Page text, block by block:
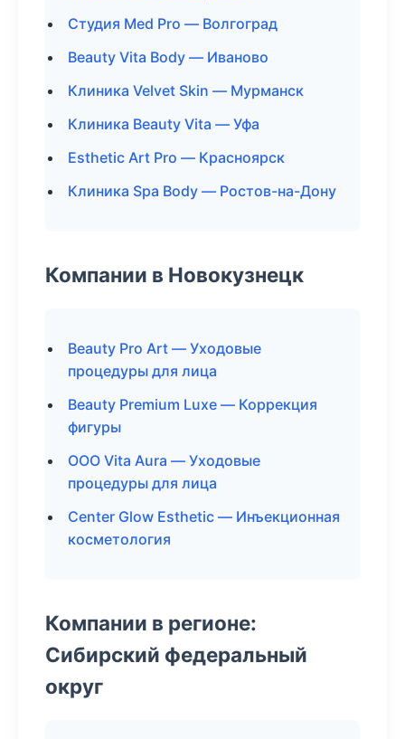
Студия Med Pro — Волгоград
Beauty Vita Body — Иваново
Клиника Velvet Skin — Мурманск
Клиника Beauty Vita — Уфа
Esthetic Art Pro — Красноярск
Клиника Spa Body — Ростов-на-Дону
Компании в Новокузнецк
Beauty Pro Art — Уходовые
процедуры для лица
Beauty Premium Luxe — Коррекция
фигуры
ООО Vita Aura — Уходовые
процедуры для лица
Center Glow Esthetic — Инъекционная
косметология
Компании в регионе:
Сибирский федеральный
округ